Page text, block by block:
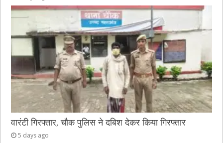
वारंटी गिरफ्तार, चौक पुलिस ने दबिश देकर किया गिरफ्तार
5 days ago